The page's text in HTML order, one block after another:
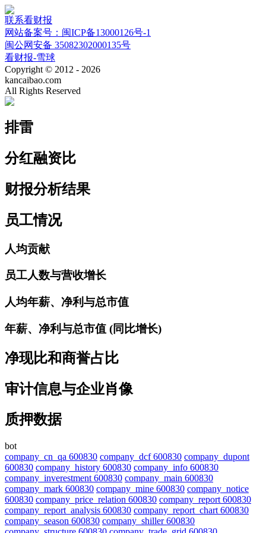
联系看财报
网站备案号：闽ICP备13000126号-1
闽公网安备 35082302000135号
看财报-雪球
Copyright © 2012 - 2026
kancaibao.com
All Rights Reserved
排雷
分红融资比
财报分析结果
员工情况
人均贡献
员工人数与营收增长
人均年薪、净利与总市值
年薪、净利与总市值 (同比增长)
净现比和商誉占比
审计信息与企业肖像
质押数据
bot
company_cn_qa 600830 company_dcf 600830 company_dupont
600830 company_history 600830 company_info 600830
company_inverestment 600830 company_main 600830
company_mark 600830 company_mine 600830 company_notice
600830 company_price_relation 600830 company_report 600830
company_report_analysis 600830 company_report_chart 600830
company_season 600830 company_shiller 600830